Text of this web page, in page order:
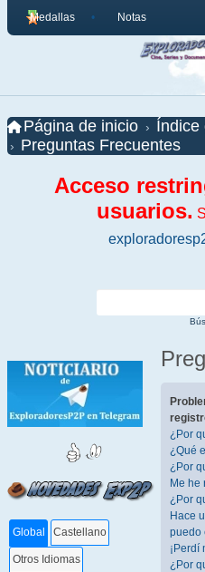
Medallas Notas
Página de inicio
Índice
Preguntas Frecuentes
Acceso
usuarios.
Global Castellano
Otros Idiomas
¿Por
¿Qué
¿Por
Me he
¿Por
Hace
puedo
¡Perdí
¿Por